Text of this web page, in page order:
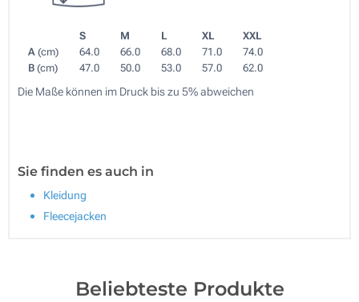
S M L XL
XXL
A (cm) 64.0 66.0 68.0 71.0
74.0
B (cm) 47.0 50.0 53.0 57.0 62.0
Die Maße können im Druck bis zu 5% abweichen
Sie finden es auch in
Kleidung
Fleecejacken
Beliebteste Produkte